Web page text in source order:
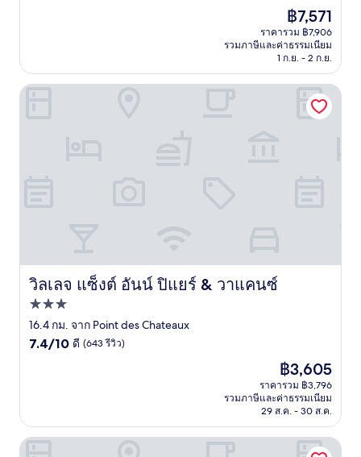
ราคา
ปัจจุบัน
คือ
฿7,571
฿7,571
ราคารวม ฿7,906
รวมภาษีและค่าธรรมเนียม
1 ก.ย. - 2 ก.ย.
วิลเลจ แซ็งต์ อันน์ ปิแยร์ & วาแคนซ์
วิลเลจ แซ็งต์ อันน์ ปิแยร์ & วาแคนซ์
ที่พัก
3.0
ดาว
16.4 กม. จาก Point des Chateaux
7.4
7.4/10 ดี (643 รีวิว)
ราคา
ปัจจุบัน
คือ
฿3,605
฿3,605
ราคารวม ฿3,796
รวมภาษีและค่าธรรมเนียม
29 ส.ค. - 30 ส.ค.
วิลเลจ แซ็งต์ อันน์ ปิแยร์ & วาแคนซ์
เลส์ ฌีต โอปรังส์